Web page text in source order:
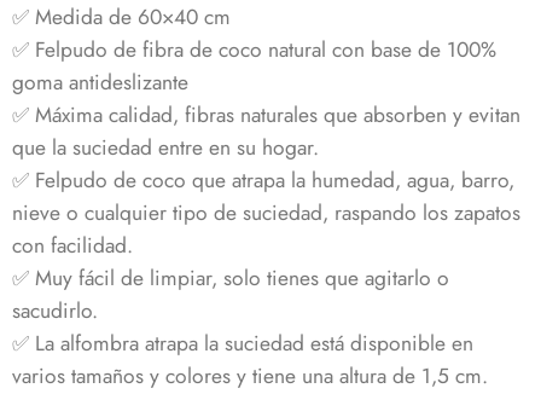
✅ Medida de 60×40 cm
✅ Felpudo de fibra de coco natural con base de 100%
goma antideslizante
✅ Máxima calidad, fibras naturales que absorben y evitan
que la suciedad entre en su hogar.
✅ Felpudo de coco que atrapa la humedad, agua, barro,
nieve o cualquier tipo de suciedad, raspando los zapatos
con facilidad.
✅ Muy fácil de limpiar, solo tienes que agitarlo o
sacudirlo.
✅ La alfombra atrapa la suciedad está disponible en
varios tamaños y colores y tiene una altura de 1,5 cm.